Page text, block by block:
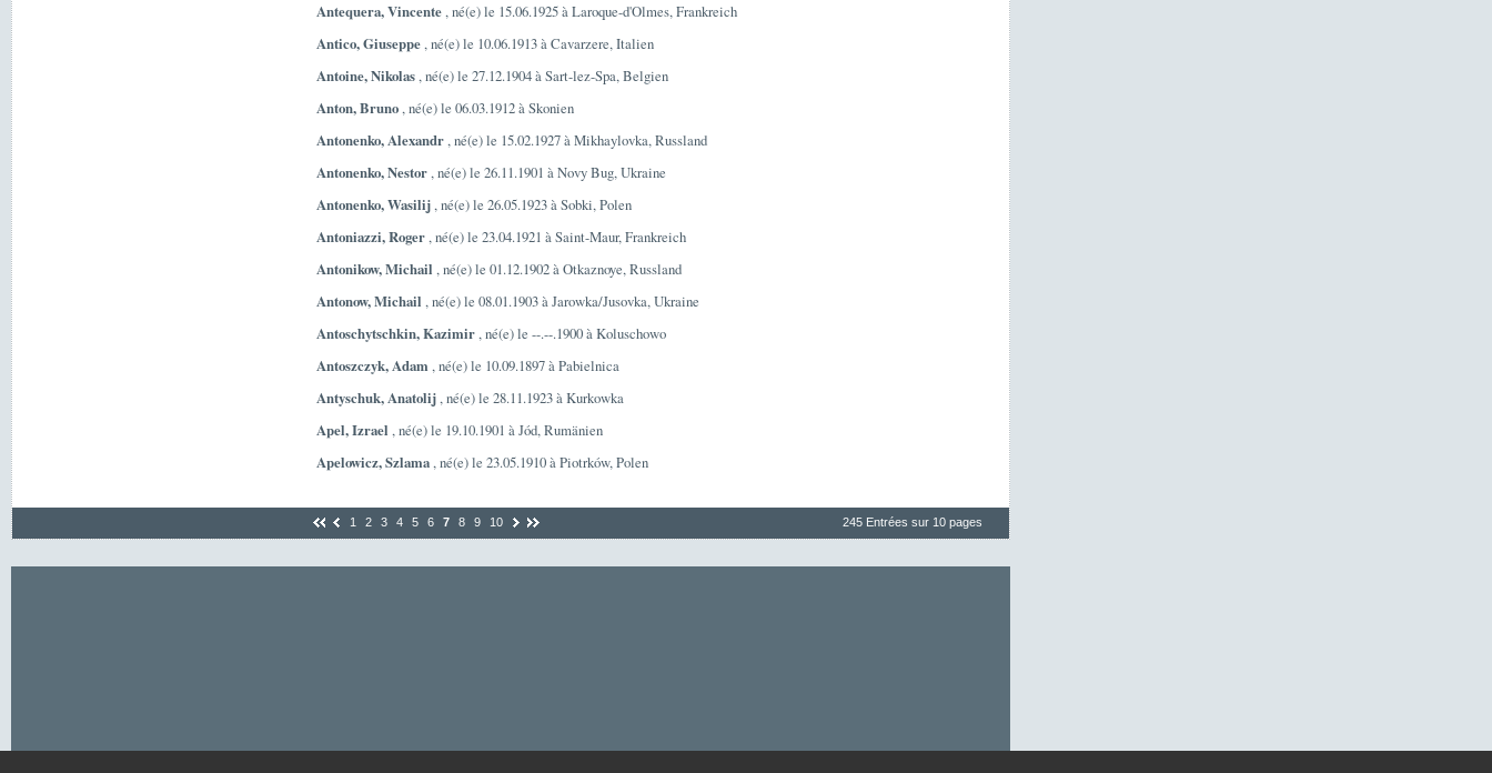
Antequera, Vincente, né(e) le 15.06.1925 à Laroque-d'Olmes, Frankreich
Antico, Giuseppe, né(e) le 10.06.1913 à Cavarzere, Italien
Antoine, Nikolas, né(e) le 27.12.1904 à Sart-lez-Spa, Belgien
Anton, Bruno, né(e) le 06.03.1912 à Skonien
Antonenko, Alexandr, né(e) le 15.02.1927 à Mikhaylovka, Russland
Antonenko, Nestor, né(e) le 26.11.1901 à Novy Bug, Ukraine
Antonenko, Wasilij, né(e) le 26.05.1923 à Sobki, Polen
Antoniazzi, Roger, né(e) le 23.04.1921 à Saint-Maur, Frankreich
Antonikow, Michail , né(e) le 01.12.1902 à Otkaznoye, Russland
Antonow, Michail , né(e) le 08.01.1903 à Jarowka/Jusovka, Ukraine
Antoschytschkin, Kazimir, né(e) le --.--.1900 à Koluschowo
Antoszczyk, Adam, né(e) le 10.09.1897 à Pabielnica
Antyschuk, Anatolij, né(e) le 28.11.1923 à Kurkowka
Apel, Izrael , né(e) le 19.10.1901 à Jód, Rumänien
Apelowicz, Szlama, né(e) le 23.05.1910 à Piotrków, Polen
1 2 3 4 5 6 7 8 9 10 245 Entrées sur 10 pages